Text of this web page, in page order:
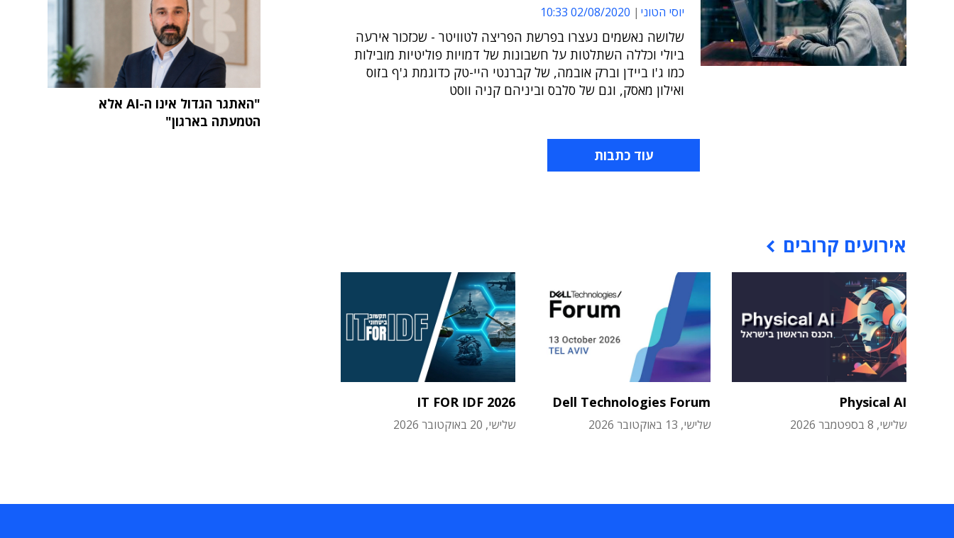
יוסי הטוני 02/08/2020 10:33
שלושה נאשמים נעצרו בפרשת הפריצה לטוויטר - שכזכור אירעה
ביולי וכללה השתלטות על חשבונות של דמויות פוליטיות מובילות
כמו ג'ו ביידן וברק אובמה, של קברנטי היי-טק כדוגמת ג'ף בזוס
ואילון מאסק, וגם של סלבס וביניהם קניה ווסט
עוד כתבות
אירועים קרובים
Physical AI
שלישי, 8 בספטמבר 2026
Dell Technologies Forum
שלישי, 13 באוקטובר 2026
IT FOR IDF 2026
שלישי, 20 באוקטובר 2026
"האתגר הגדול אינו ה-AI אלא
הטמעתה בארגון"